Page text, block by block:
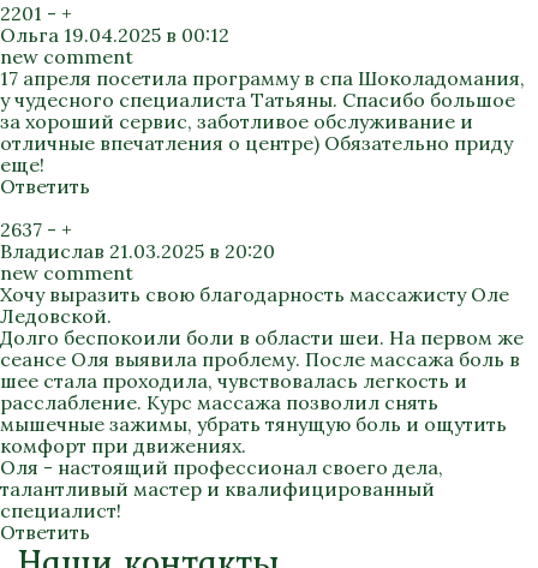
2201 - +
Ольга 19.04.2025 в 00:12
new comment
17 апреля посетила программу в спа Шоколадомания,
у чудесного специалиста Татьяны. Спасибо большое
за хороший сервис, заботливое обслуживание и
отличные впечатления о центре) Обязательно приду
еще!
Ответить
2637 - +
Владислав 21.03.2025 в 20:20
new comment
Хочу выразить свою благодарность массажисту Оле
Ледовской.
Долго беспокоили боли в области шеи. На первом же
сеансе Оля выявила проблему. После массажа боль в
шее стала проходила, чувствовалась легкость и
расслабление. Курс массажа позволил снять
мышечные зажимы, убрать тянущую боль и ощутить
комфорт при движениях.
Оля - настоящий профессионал своего дела,
талантливый мастер и квалифицированный
специалист!
Ответить